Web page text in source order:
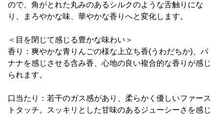
ので、角がとれた丸みのあるシルクのような舌触りにな
り、まろやかな味、華やかな香りへと変化します。
＜目を閉じて感じる豊かな味わい＞
香り：爽やかな青りんごの様な上立ち香(うわだちか)、バ
ナナを感じさせる含み香、心地の良い複合的な香りが感じ
られます。
口当たり：若干のガス感があり、柔らかく優しいファース
トタッチ。スッキリとした甘味のあるジューシーさを感じ